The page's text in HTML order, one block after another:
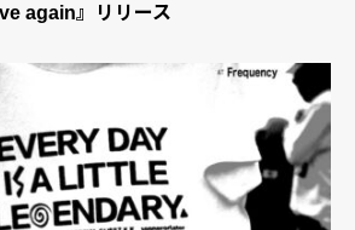
again』リリース